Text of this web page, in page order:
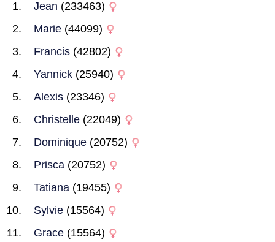
Jean (233463)
Marie (44099)
Francis (42802)
Yannick (25940)
Alexis (23346)
Christelle (22049)
Dominique (20752)
Prisca (20752)
Tatiana (19455)
Sylvie (15564)
Grace (15564)